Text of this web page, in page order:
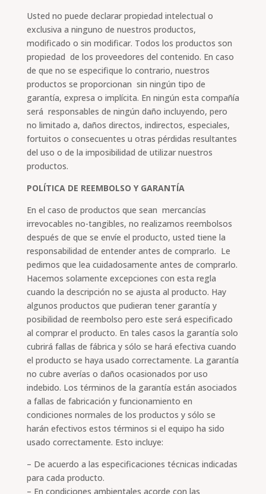
Usted no puede declarar propiedad intelectual o
exclusiva a ninguno de nuestros productos,
modificado o sin modificar. Todos los productos son
propiedad de los proveedores del contenido. En caso
de que no se especifique lo contrario, nuestros
productos se proporcionan sin ningún tipo de
garantía, expresa o implícita. En ningún esta compañía
será responsables de ningún daño incluyendo, pero
no limitado a, daños directos, indirectos, especiales,
fortuitos o consecuentes u otras pérdidas resultantes
del uso o de la imposibilidad de utilizar nuestros
productos.
POLÍTICA DE REEMBOLSO Y GARANTÍA
En el caso de productos que sean mercancías
irrevocables no-tangibles, no realizamos reembolsos
después de que se envíe el producto, usted tiene la
responsabilidad de entender antes de comprarlo. Le
pedimos que lea cuidadosamente antes de comprarlo.
Hacemos solamente excepciones con esta regla
cuando la descripción no se ajusta al producto. Hay
algunos productos que pudieran tener garantía y
posibilidad de reembolso pero este será especificado
al comprar el producto. En tales casos la garantía solo
cubrirá fallas de fábrica y sólo se hará efectiva cuando
el producto se haya usado correctamente. La garantía
no cubre averías o daños ocasionados por uso
indebido. Los términos de la garantía están asociados
a fallas de fabricación y funcionamiento en
condiciones normales de los productos y sólo se
harán efectivos estos términos si el equipo ha sido
usado correctamente. Esto incluye:
– De acuerdo a las especificaciones técnicas indicadas
para cada producto.
– En condiciones ambientales acorde con las